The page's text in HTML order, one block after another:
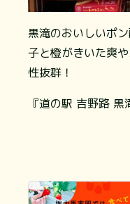
黒滝のおいしいポ
子と橙がきいた爽
性抜群！
『道の駅 吉野路